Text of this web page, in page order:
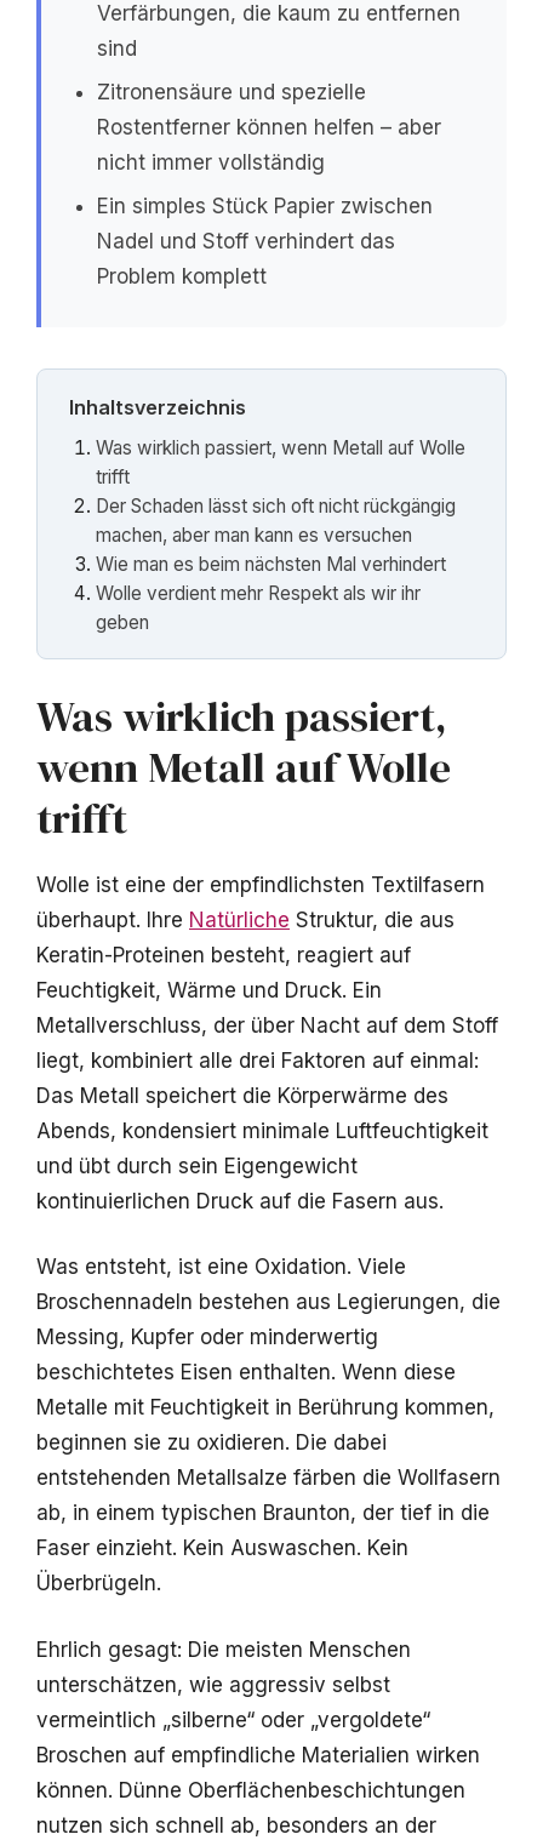
Verfärbungen, die kaum zu entfernen
sind
Zitronensäure und spezielle
Rostentferner können helfen – aber
nicht immer vollständig
Ein simples Stück Papier zwischen
Nadel und Stoff verhindert das
Problem komplett
Inhaltsverzeichnis
Was wirklich passiert, wenn Metall auf Wolle
trifft
Der Schaden lässt sich oft nicht rückgängig
machen, aber man kann es versuchen
Wie man es beim nächsten Mal verhindert
Wolle verdient mehr Respekt als wir ihr
geben
Was wirklich passiert,
wenn Metall auf Wolle
trifft
Wolle ist eine der empfindlichsten Textilfasern
überhaupt. Ihre Natürliche Struktur, die aus
Keratin-Proteinen besteht, reagiert auf
Feuchtigkeit, Wärme und Druck. Ein
Metallverschluss, der über Nacht auf dem Stoff
liegt, kombiniert alle drei Faktoren auf einmal:
Das Metall speichert die Körperwärme des
Abends, kondensiert minimale Luftfeuchtigkeit
und übt durch sein Eigengewicht
kontinuierlichen Druck auf die Fasern aus.
Was entsteht, ist eine Oxidation. Viele
Broschennadeln bestehen aus Legierungen, die
Messing, Kupfer oder minderwertig
beschichtetes Eisen enthalten. Wenn diese
Metalle mit Feuchtigkeit in Berührung kommen,
beginnen sie zu oxidieren. Die dabei
entstehenden Metallsalze färben die Wollfasern
ab, in einem typischen Braunton, der tief in die
Faser einzieht. Kein Auswaschen. Kein
Überbrügeln.
Ehrlich gesagt: Die meisten Menschen
unterschätzen, wie aggressiv selbst
vermeintlich „silberne“ oder „vergoldete“
Broschen auf empfindliche Materialien wirken
können. Dünne Oberflächenbeschichtungen
nutzen sich schnell ab, besonders an der